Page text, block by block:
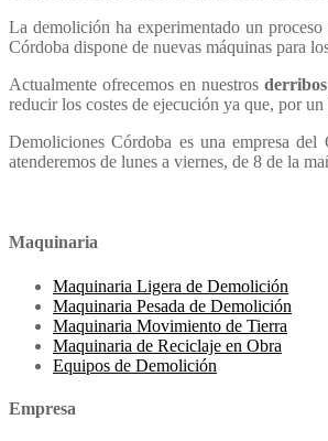
La demolición ha experimentado un
Córdoba dispone de nuevas máquinas para
Actualmente ofrecemos en nuestros
reducir los costes de ejecución ya que, por
Demoliciones Córdoba es una empresa
atenderemos de lunes a viernes, de 8 de la
Maquinaria
Maquinaria Ligera de Demolición
Maquinaria Pesada de Demolición
Maquinaria Movimiento de Tierra
Maquinaria de Reciclaje en Obra
Equipos de Demolición
Empresa